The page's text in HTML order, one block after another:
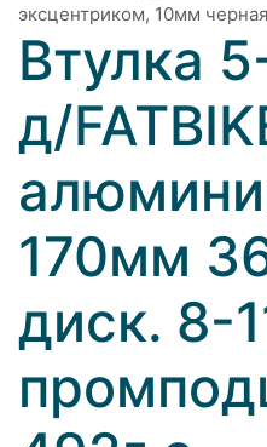
эксцентриком, 10мм
Втулка
д/
170мм
диск. 8-